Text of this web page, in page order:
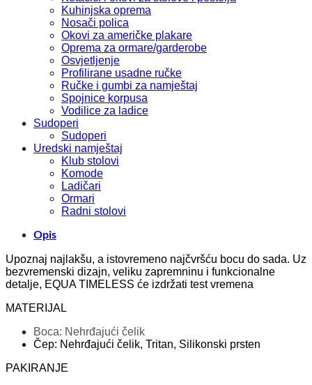
Kuhinjska oprema
Nosači polica
Okovi za američke plakare
Oprema za ormare/garderobe
Osvjetljenje
Profilirane usadne ručke
Ručke i gumbi za namještaj
Spojnice korpusa
Vodilice za ladice
Sudoperi
Sudoperi
Uredski namještaj
Klub stolovi
Komode
Ladičari
Ormari
Radni stolovi
Opis
Upoznaj najlakšu, a istovremeno najčvršću bocu do sada. Uz
bezvremenski dizajn, veliku zapremninu i funkcionalne
detalje, EQUA TIMELESS će izdržati test vremena
MATERIJAL
Boca: Nehrđajući čelik
Čep: Nehrđajući čelik, Tritan, Silikonski prsten
PAKIRANJE